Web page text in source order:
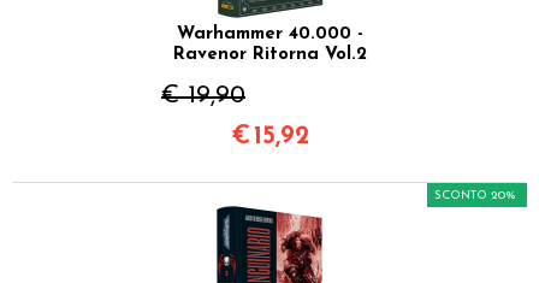
Warhammer 40.000 -
Ravenor Ritorna Vol.2
€ 19,90
€ 15,92
SCONTO 20%